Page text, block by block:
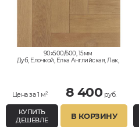
90x500/600, 15мм
Дуб, Елочкой, Елка Английская, Лак,
Цена за 1 м² 8 400 руб.
КУПИТЬ
ДЕШЕВЛЕ
В КОРЗИНУ